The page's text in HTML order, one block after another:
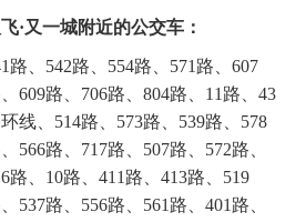
·又一城附近的公交车：
路、542路、554路、571路、607
609路、706路、804路、11路、43
线、514路、573路、539路、578
566路、717路、507路、572路、
路、10路、411路、413路、519
537路、556路、561路、401路、